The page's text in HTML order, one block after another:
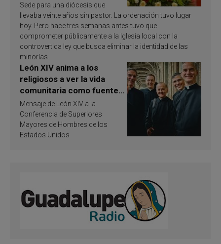
Sede para una diócesis que
llevaba veinte años sin pastor. La ordenación tuvo lugar
hoy. Pero hace tres semanas antes tuvo que
comprometer públicamente a la Iglesia local con la
controvertida ley que busca eliminar la identidad de las
minorías.
León XIV anima a los
religiosos a ver la vida
comunitaria como fuente
de inspiración y
santificación
Mensaje de León XIV a la
Conferencia de Superiores
Mayores de Hombres de los
Estados Unidos